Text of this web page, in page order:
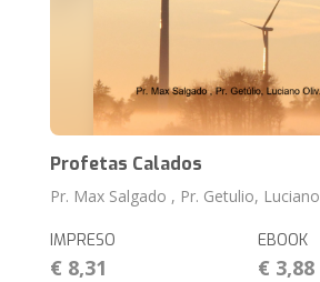
Profetas Calados
Pr. Max Salgado , Pr. Getulio, Luciano
IMPRESO
€ 8,31
EBOOK
€ 3,88